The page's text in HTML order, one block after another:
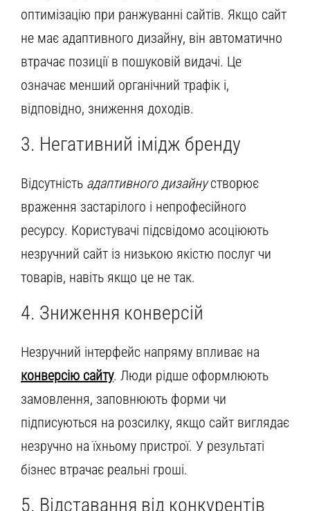
оптимізацію при ранжуванні сайтів. Якщо сайт
не має адаптивного дизайну, він автоматично
втрачає позиції в пошуковій видачі. Це
означає менший органічний трафік і,
відповідно, зниження доходів.
3. Негативний імідж бренду
Відсутність адаптивного дизайнустворює
враження застарілого і непрофесійного
ресурсу. Користувачі підсвідомо асоціюють
незручний сайт із низькою якістю послуг чи
товарів, навіть якщо це не так.
4. Зниження конверсій
Незручний інтерфейс напряму впливає на
конверсію сайту. Люди рідше оформлюють
замовлення, заповнюють форми чи
підписуються на розсилку, якщо сайт виглядає
незручно на їхньому пристрої. У результаті
бізнес втрачає реальні гроші.
5. Відставання від конкурентів